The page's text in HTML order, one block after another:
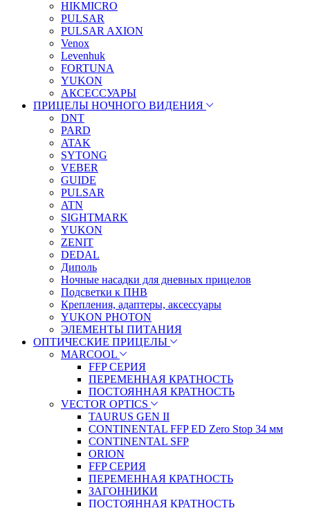
HIKMICRO
PULSAR
PULSAR AXION
Venox
Levenhuk
FORTUNA
YUKON
АКСЕССУАРЫ
ПРИЦЕЛЫ НОЧНОГО ВИДЕНИЯ
DNT
PARD
ATAK
SYTONG
VEBER
GUIDE
PULSAR
ATN
SIGHTMARK
YUKON
ZENIT
DEDAL
Диполь
Ночные насадки для дневных прицелов
Подсветки к ПНВ
Крепления, адаптеры, аксессуары
YUKON PHOTON
ЭЛЕМЕНТЫ ПИТАНИЯ
ОПТИЧЕСКИЕ ПРИЦЕЛЫ
MARCOOL
FFP СЕРИЯ
ПЕРЕМЕННАЯ КРАТНОСТЬ
ПОСТОЯННАЯ КРАТНОСТЬ
VECTOR OPTICS
TAURUS GEN II
CONTINENTAL FFP ED Zero Stop 34 мм
CONTINENTAL SFP
ORION
FFP СЕРИЯ
ПЕРЕМЕННАЯ КРАТНОСТЬ
ЗАГОННИКИ
ПОСТОЯННАЯ КРАТНОСТЬ